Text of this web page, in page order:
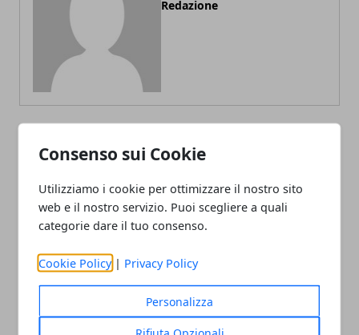
Consenso sui Cookie
Utilizziamo i cookie per ottimizzare il nostro sito
web e il nostro servizio. Puoi scegliere a quali
categorie dare il tuo consenso.
Cookie Policy | Privacy Policy
Personalizza
Redazione
ARTICOLI CORRELATI